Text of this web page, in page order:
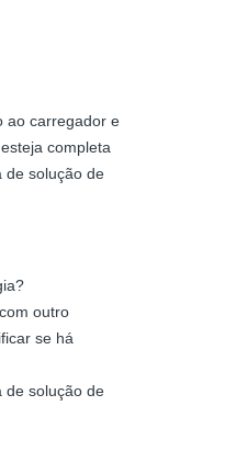
ao carregador e
completa
de solução de
outro
se há
de solução de